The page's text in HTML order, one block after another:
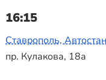
16:15
Ставрополь,
пр. Кулакова, 18а